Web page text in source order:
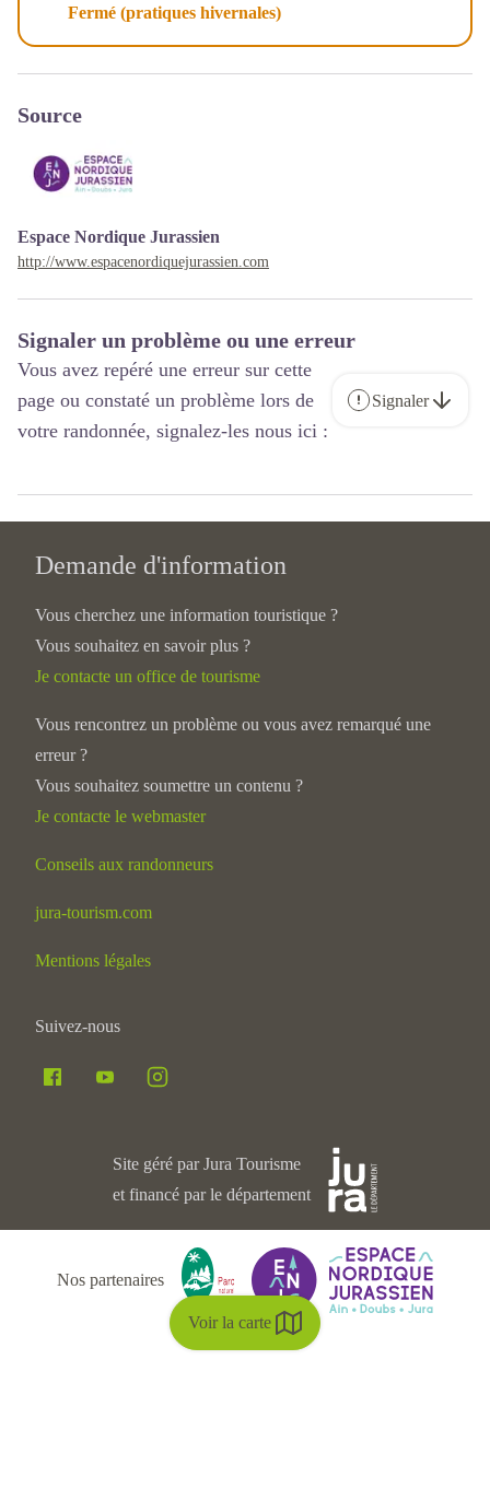
Voir la carte
Fermé (pratiques hivernales)
Source
Espace Nordique Jurassien
http://www.espacenordiquejurassien.com
Signaler un problème ou une erreur
Vous avez repéré une erreur sur cette
page ou constaté un problème lors de
votre randonnée, signalez-les nous ici :
Signaler
Demande d'information
Vous cherchez une information touristique ?
Vous souhaitez en savoir plus ?
Je contacte un office de tourisme
Vous rencontrez un problème ou vous avez remarqué une
erreur ?
Vous souhaitez soumettre un contenu ?
Je contacte le webmaster
Conseils aux randonneurs
jura-tourism.com
Mentions légales
Suivez-nous
Site géré par Jura Tourisme
et financé par le département
Nos partenaires